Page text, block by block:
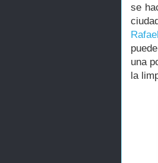
se
una
la